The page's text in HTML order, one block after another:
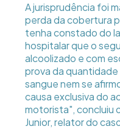
A jurisprudência foi
perda da cobertura
tenha constado do
hospitalar que o
alcoolizado e com
prova da
sangue nem se
causa exclusiva do
motorista", concluiu
Junior, relator do